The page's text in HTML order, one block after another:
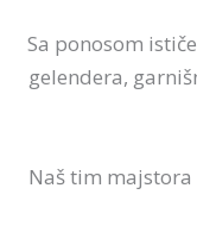
Sa ponosom
gelendera,
Naš tim majstora